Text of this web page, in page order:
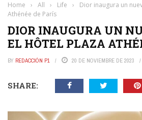
Home › All › Life ›
Dior inaugura un
Athénée de París
DIOR INAUGURA UN
EL HÔTEL PLAZA
BY REDACCIÓN P1 20 DE NOVIEMBRE DE 2023
SHARE: